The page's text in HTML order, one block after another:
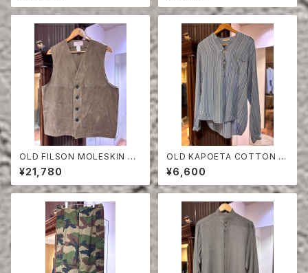
OLD FILSON MOLESKIN VE
ST
¥21,780
OLD KAPOETA COTTON P
ULLOVER SHIRT
¥6,600